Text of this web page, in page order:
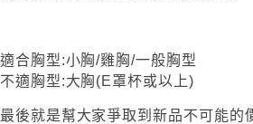
適合胸型:小胸/雞胸/一般胸型
不適胸型:大胸(E罩杯或以上)
最後就是幫大家爭取到新品不可能